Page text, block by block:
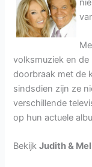
volksmuziek en
doorbraak met de
sindsdien zijn ze
verschillende
op hun actuele
BekijkJudith & Mel